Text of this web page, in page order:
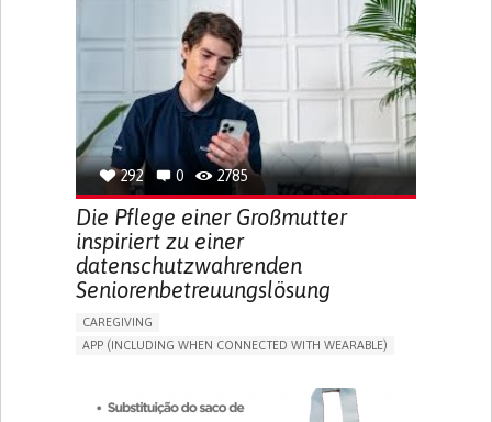
BODY-WORN SOLUTIONS (CLOTHING, ACCESSORIES,
SHOES, SENSORS...)
ALLEVIATING ALLERGIES
PREVENTING (VACCINATION, PROTECTION, FALLS,
RESEARCH/MAPPING)
CAREGIVING SUPPORT
IMMUNO-ALLERGOLOGY
SPAIN
292 0 2785
Die Pflege einer Großmutter
inspiriert zu einer
datenschutzwahrenden
Seniorenbetreuungslösung
CAREGIVING
APP (INCLUDING WHEN CONNECTED WITH WEARABLE)
ASSISTIVE DAILY LIFE DEVICE (TO HELP ADL)
PROMOTING SELF-MANAGEMENT